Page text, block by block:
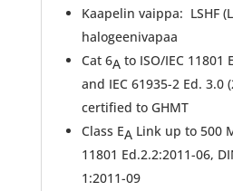
Kaapelin vaippa: LSHF
halogeenivapaa
Cat 6A to ISO/IEC 11801
and IEC 61935-2 Ed. 3.0
certified to GHMT
Class EA Link up to 500
11801 Ed.2.2:2011-06,
1:2011-09